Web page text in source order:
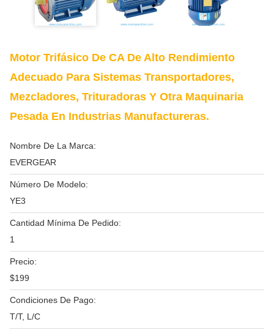
Motor Trifásico De CA De Alto Rendimiento
Adecuado Para Sistemas Transportadores,
Mezcladores, Trituradoras Y Otra Maquinaria
Pesada En Industrias Manufactureras.
Nombre De La Marca:
EVERGEAR
Número De Modelo:
YE3
Cantidad Mínima De Pedido:
1
Precio:
$199
Condiciones De Pago:
T/T, L/C